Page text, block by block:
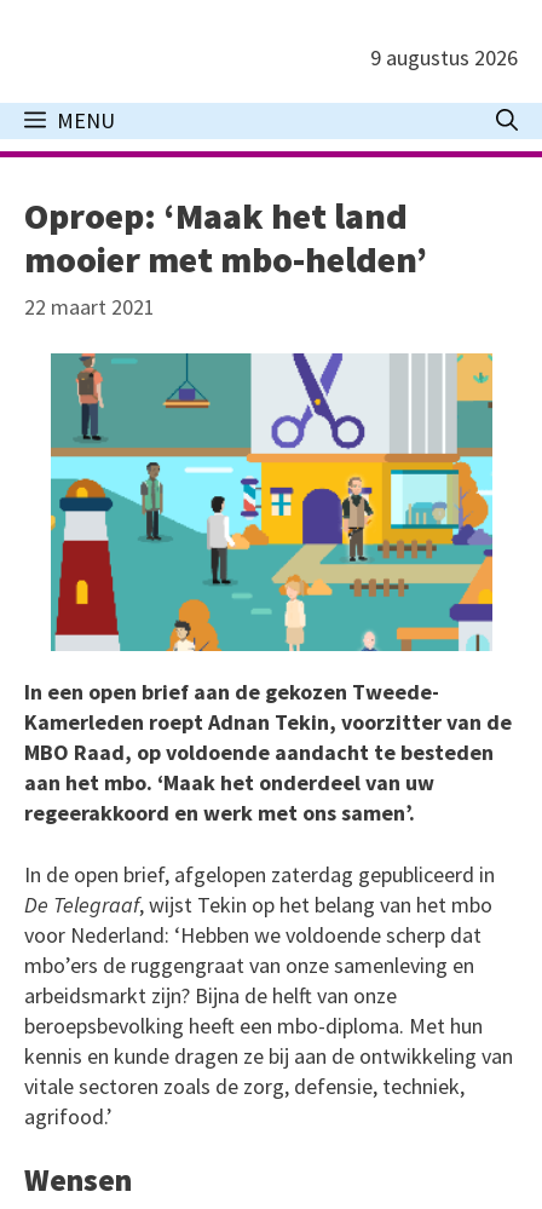
inhoud
9 augustus 2026
MENU
Oproep: ‘Maak het land
mooier met mbo-helden’
22 maart 2021
In een open brief aan de gekozen Tweede-
Kamerleden roept Adnan Tekin, voorzitter van de
MBO Raad, op voldoende aandacht te besteden
aan het mbo. ‘Maak het onderdeel van uw
regeerakkoord en werk met ons samen’.
In de open brief, afgelopen zaterdag gepubliceerd in
De Telegraaf, wijst Tekin op het belang van het mbo
voor Nederland: ‘Hebben we voldoende scherp dat
mbo’ers de ruggengraat van onze samenleving en
arbeidsmarkt zijn? Bijna de helft van onze
beroepsbevolking heeft een mbo-diploma. Met hun
kennis en kunde dragen ze bij aan de ontwikkeling van
vitale sectoren zoals de zorg, defensie, techniek,
agrifood.’
Wensen